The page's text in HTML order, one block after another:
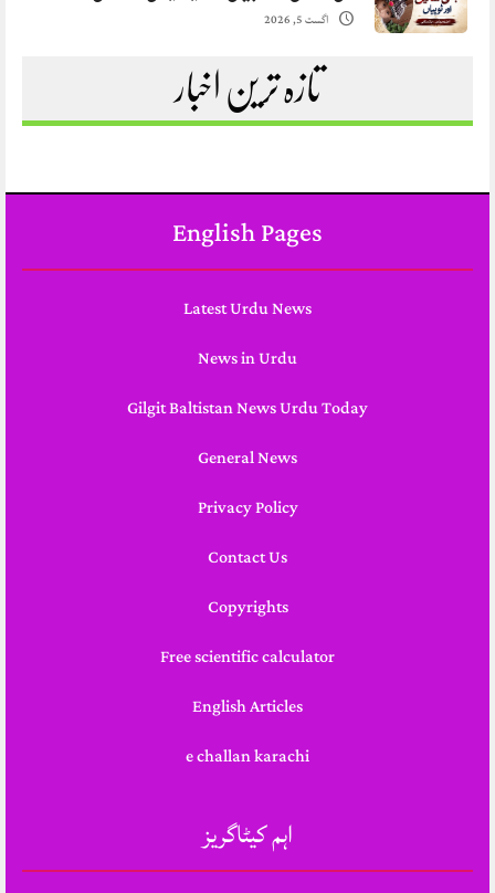
اگست 5, 2026
تازہ ترین اخبار
English Pages
Latest Urdu News
News in Urdu
Gilgit Baltistan News Urdu Today
General News
Privacy Policy
Contact Us
Copyrights
Free scientific calculator
English Articles
e challan karachi
اہم کیٹاگریز